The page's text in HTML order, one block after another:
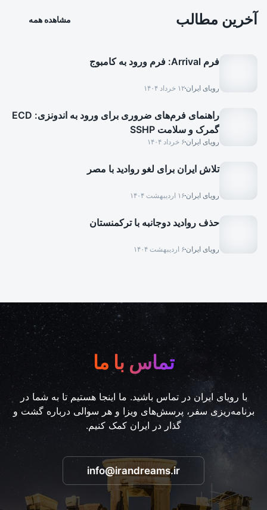
آخرین مطالب مشاهده همه
فرم Arrival: فرم ورود به کامبوج
رویای ایران ۱۲ خرداد ۱۴۰۴
راهنمای فرم‌های ضروری برای ورود به اندونزی: ECD
گمرک و سلامت SSHP
رویای ایران ۶ خرداد ۱۴۰۴
تلاش ایران برای لغو روادید با مصر
رویای ایران ۱۶ اردیبهشت ۱۴۰۴
حذف روادید دوجانبه با ترکمنستان
رویای ایران ۶ اردیبهشت ۱۴۰۴
تماس با ما
با رویای ایران در تماس باشید. ما اینجا هستیم تا به شما در
برنامه‌ریزی سفر، پرسش‌های ویزا و هر سوالی درباره گشت و
گذار در ایران کمک کنیم.
info@irandreams.ir